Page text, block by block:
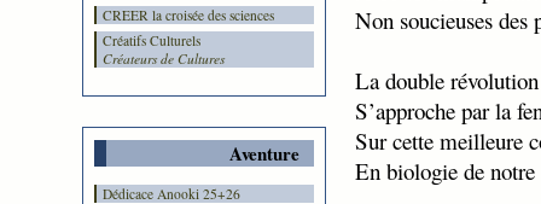
CREER la croisée des sciences
Créatifs Culturels
Créateurs de Cultures
Aventure
Dédicace Anooki 25+26
Non soucieuses des
La double
S’approche par la
Sur cette meilleure
En biologie de notre